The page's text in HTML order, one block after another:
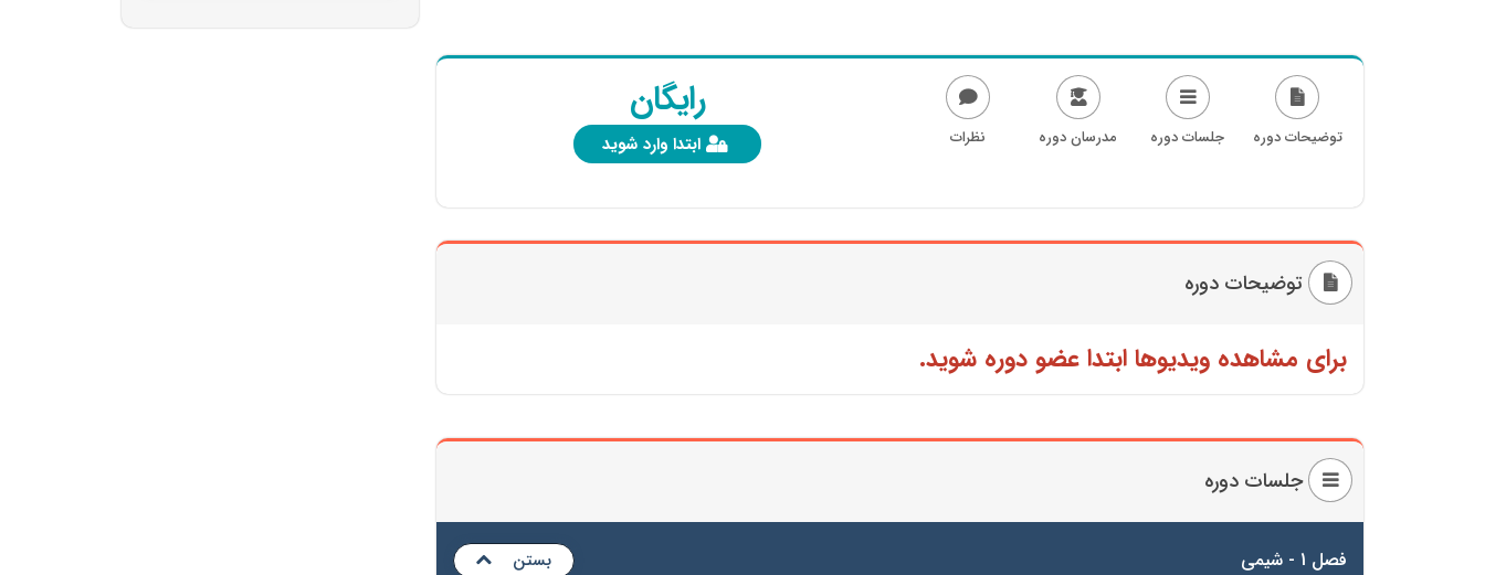
توضیحات دوره جلسات دوره مدرسان دوره نظرات
رایگان
ابتدا وارد شوید
توضیحات دوره
برای مشاهده ویدیوها ابتدا عضو دوره شوید.
جلسات دوره
فصل 1 - شیمی بستن